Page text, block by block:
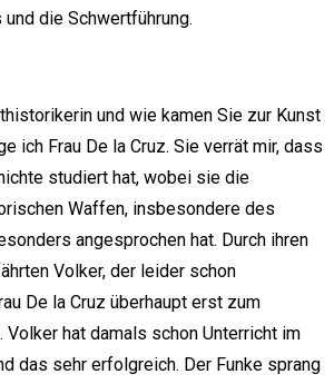
die Schwertführung.
und wie kamen Sie zur Kunst
ich Frau De la Cruz. Sie verrät mir, dass
studiert hat, wobei sie die
Waffen, insbesondere des
angesprochen hat. Durch ihren
Volker, der leider schon
De la Cruz überhaupt erst zum
Volker hat damals schon Unterricht im
das sehr erfolgreich. Der Funke sprang